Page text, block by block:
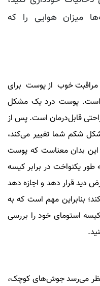
میزان هوایی را که
خوب از پوست برای
است. پوست درد یک مشکل
قابل‌درمان است. پس از
شکم شما تغییر می‌کند،
بدان معناست که پوست
یکنواخت در برابر کیسه
دید قرار دهد و اجازه دهد
بنابراین مهم است که به
استومای خود را بررسی
نظر می‌رسد جوش‌های کوچک،